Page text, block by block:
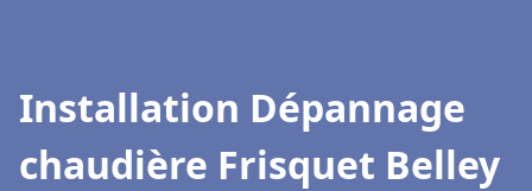
Installation Dépannage
chaudière Frisquet Belley